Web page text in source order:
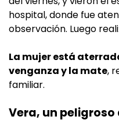
hospital, donde fue
observación. Luego
La mujer está
venganza y la mate,
familiar.
Vera, un